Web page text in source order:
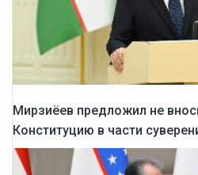
Мирзиёев предложил не
Конституцию в части